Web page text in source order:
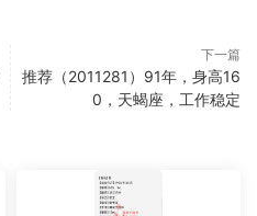
下一篇
推荐（2011281）91年，身高16
0，天蝎座，工作稳定